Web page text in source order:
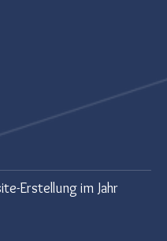
Erstellung im Jahr